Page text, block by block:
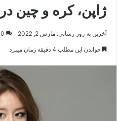
ژاپن، کره و چین در 2022
آخرین به روز رسانی: مارس 2, 2022 0
خواندن این مطلب 4 دقیقه زمان میبرد